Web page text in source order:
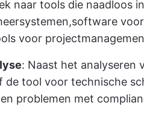
naar tools die naadloos
software
voor
: Naast het analyseren
de tool voor technische
problemen met